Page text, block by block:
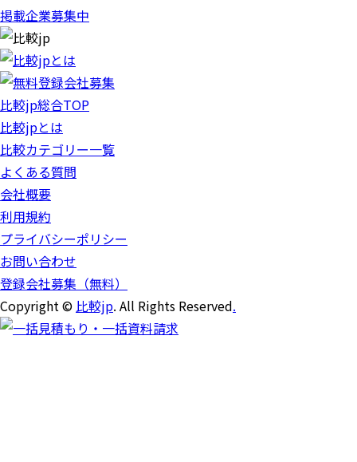
掲載企業募集中
比較jp総合TOP
比較jpとは
比較カテゴリー一覧
よくある質問
会社概要
利用規約
プライバシーポリシー
お問い合わせ
登録会社募集（無料）
Copyright ©比較jp. All Rights Reserved.